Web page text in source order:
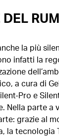
la più
infatti la
a cura di
Pro e
Nella parte a
grazie al
la tecnologia